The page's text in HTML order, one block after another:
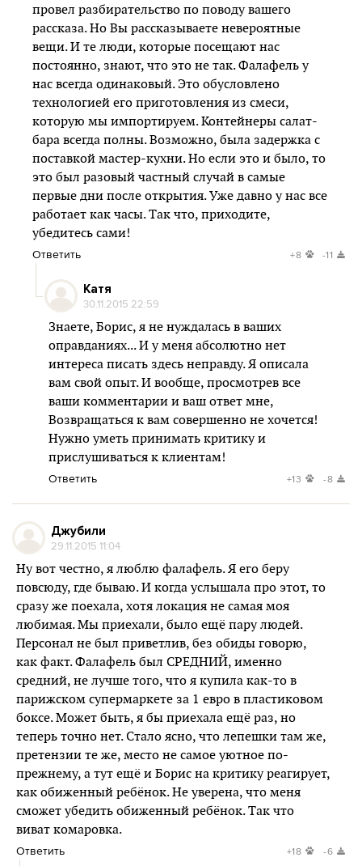
провел разбирательство по поводу вашего
рассказа. Но Вы рассказываете невероятные
вещи. И те люди, которые посещают нас
постоянно, знают, что это не так. Фалафель у
нас всегда одинаковый. Это обусловлено
технологией его приготовления из смеси,
которую мы импортируем. Контейнеры салат-
бара всегда полны. Возможно, была задержка с
поставкой мастер-кухни. Но если это и было, то
это был разовый частный случай в самые
первые дни после открытия. Уже давно у нас все
работает как часы. Так что, приходите,
убедитесь сами!
Ответить +8 -11
Катя
30.11.2015 22:59
Знаете, Борис, я не нуждалась в ваших
оправданиях... И у меня абсолютно нет
интереса писать здесь неправду. Я описала
вам свой опыт. И вообще, просмотрев все
ваши комментарии и ваш ответ мне,
Возвращаться к вам совершенно не хочется!
Нужно уметь принимать критику и
прислушиваться к клиентам!
Ответить +13 -8
Джубили
29.11.2015 11:04
Ну вот честно, я люблю фалафель. Я его беру
повсюду, где бываю. И когда услышала про этот, то
сразу же поехала, хотя локация не самая моя
любимая. Мы приехали, было ещё пару людей.
Персонал не был приветлив, без обиды говорю,
как факт. Фалафель был СРЕДНИЙ, именно
средний, не лучше того, что я купила как-то в
парижском супермаркете за 1 евро в пластиковом
боксе. Может быть, я бы приехала ещё раз, но
теперь точно нет. Стало ясно, что лепешки там же,
претензии те же, место не самое уютное по-
прежнему, а тут ещё и Борис на критику реагирует,
как обиженный ребёнок. Не уверена, что меня
сможет убедить обиженный ребёнок. Так что
виват комаровка.
Ответить +18 -6